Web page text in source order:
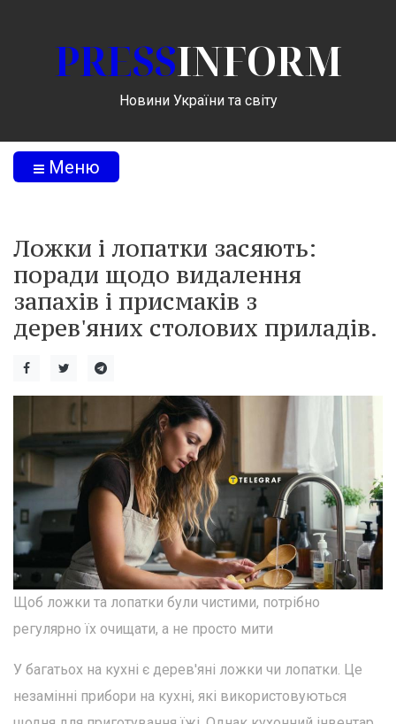
PRESSINFORM
Новини України та світу
Меню
Ложки і лопатки засяють:
поради щодо видалення
запахів і присмаків з
дерев'яних столових приладів.
Щоб ложки та лопатки були чистими, потрібно
регулярно їх очищати, а не просто мити
У багатьох на кухні є дерев'яні ложки чи лопатки. Це
незамінні прибори на кухні, які використовуються